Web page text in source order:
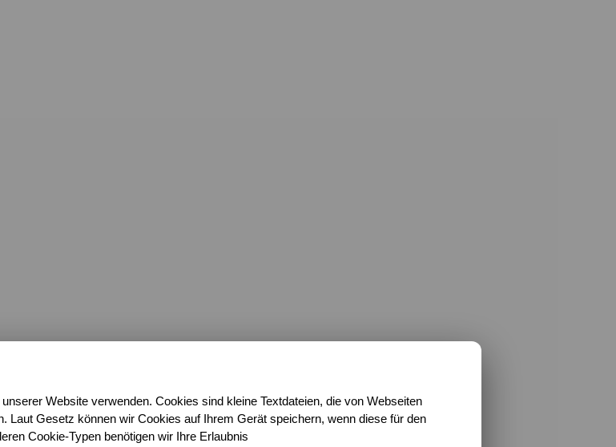
Website verwenden. Cookies sind kleine Textdateien, die von Webseiten
Laut Gesetz können wir Cookies auf Ihrem Gerät speichern, wenn diese für den
Cookie-Typen benötigen wir Ihre Erlaubnis